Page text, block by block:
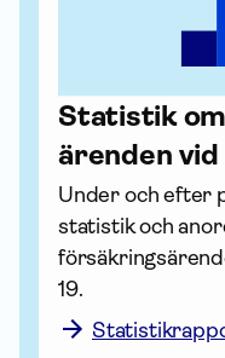
Statistik
ärenden vid
Under och efter
statistik och
19.